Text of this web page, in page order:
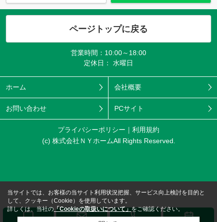
ページトップに戻る
営業時間：10:00～18:00
定休日： 水曜日
ホーム 会社概要
お問い合わせ PCサイト
プライバシーポリシー
利用規約
(c) 株式会社ＮＹホームAll Rights Reserved.
当サイトでは、お客様の当サイト利用状況把握、サービス向上検討を目的と
して、クッキー（Cookie）を使用しています。
詳しくは、当社の 「Cookieの取扱いについて」をご確認ください。